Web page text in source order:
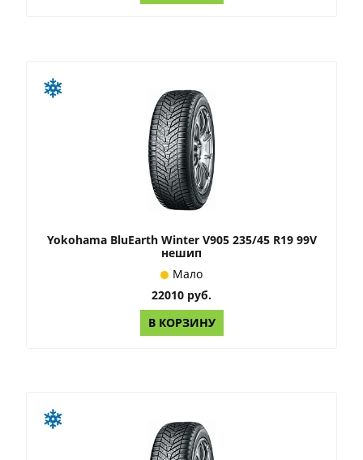
Yokohama BluEarth Winter V905 235/45 R19 99V
нешип
Мало
22010 руб.
В КОРЗИНУ